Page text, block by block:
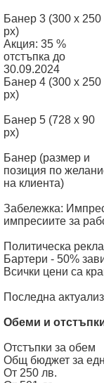
Банер 3 (300 x 250
px)
Акция: 35 %
отстъпка до
30.09.2024
Банер 4 (300 x 250
px)
Банер 5 (728 x 90
px)
Банер (размер и
позиция по
на клиента)
Забележка:
импресиите за
Политическа
Бартери - 50%
Всички цени са
Последна
Обеми и
Отстъпки за обем
Общ бюджет за
От 250 лв.